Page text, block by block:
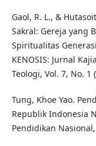
Gaol, R. L., &
Sakral: Gereja yang
Spiritualitas
KENOSIS: Jurnal
Teologi, Vol. 7, No. 1
Tung, Khoe Yao.
Republik Indonesia
Pendidikan